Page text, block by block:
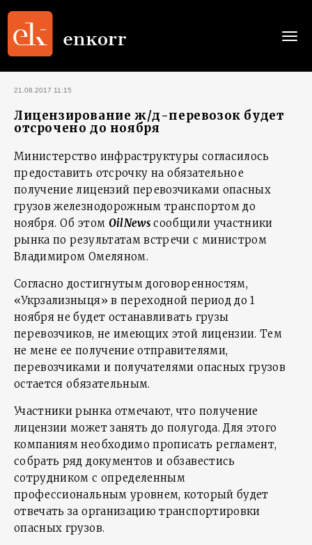
21.08.2017 11:15
Лицензирование ж/д-перевозок будет
отсрочено до ноября
Министерство инфраструктуры согласилось
предоставить отсрочку на обязательное
получение лицензий перевозчиками опасных
грузов железнодорожным транспортом до
ноября. Об этом OilNews сообщили участники
рынка по результатам встречи с министром
Владимиром Омеляном.
Согласно достигнутым договоренностям,
«Укрзализныця» в переходной период до 1
ноября не будет останавливать грузы
перевозчиков, не имеющих этой лицензии. Тем
не мене ее получение отправителями,
перевозчиками и получателями опасных грузов
остается обязательным.
Участники рынка отмечают, что получение
лицензии может занять до полугода. Для этого
компаниям необходимо прописать регламент,
собрать ряд документов и обзавестись
сотрудником с определенным
профессиональным уровнем, который будет
отвечать за организацию транспортировки
опасных грузов.